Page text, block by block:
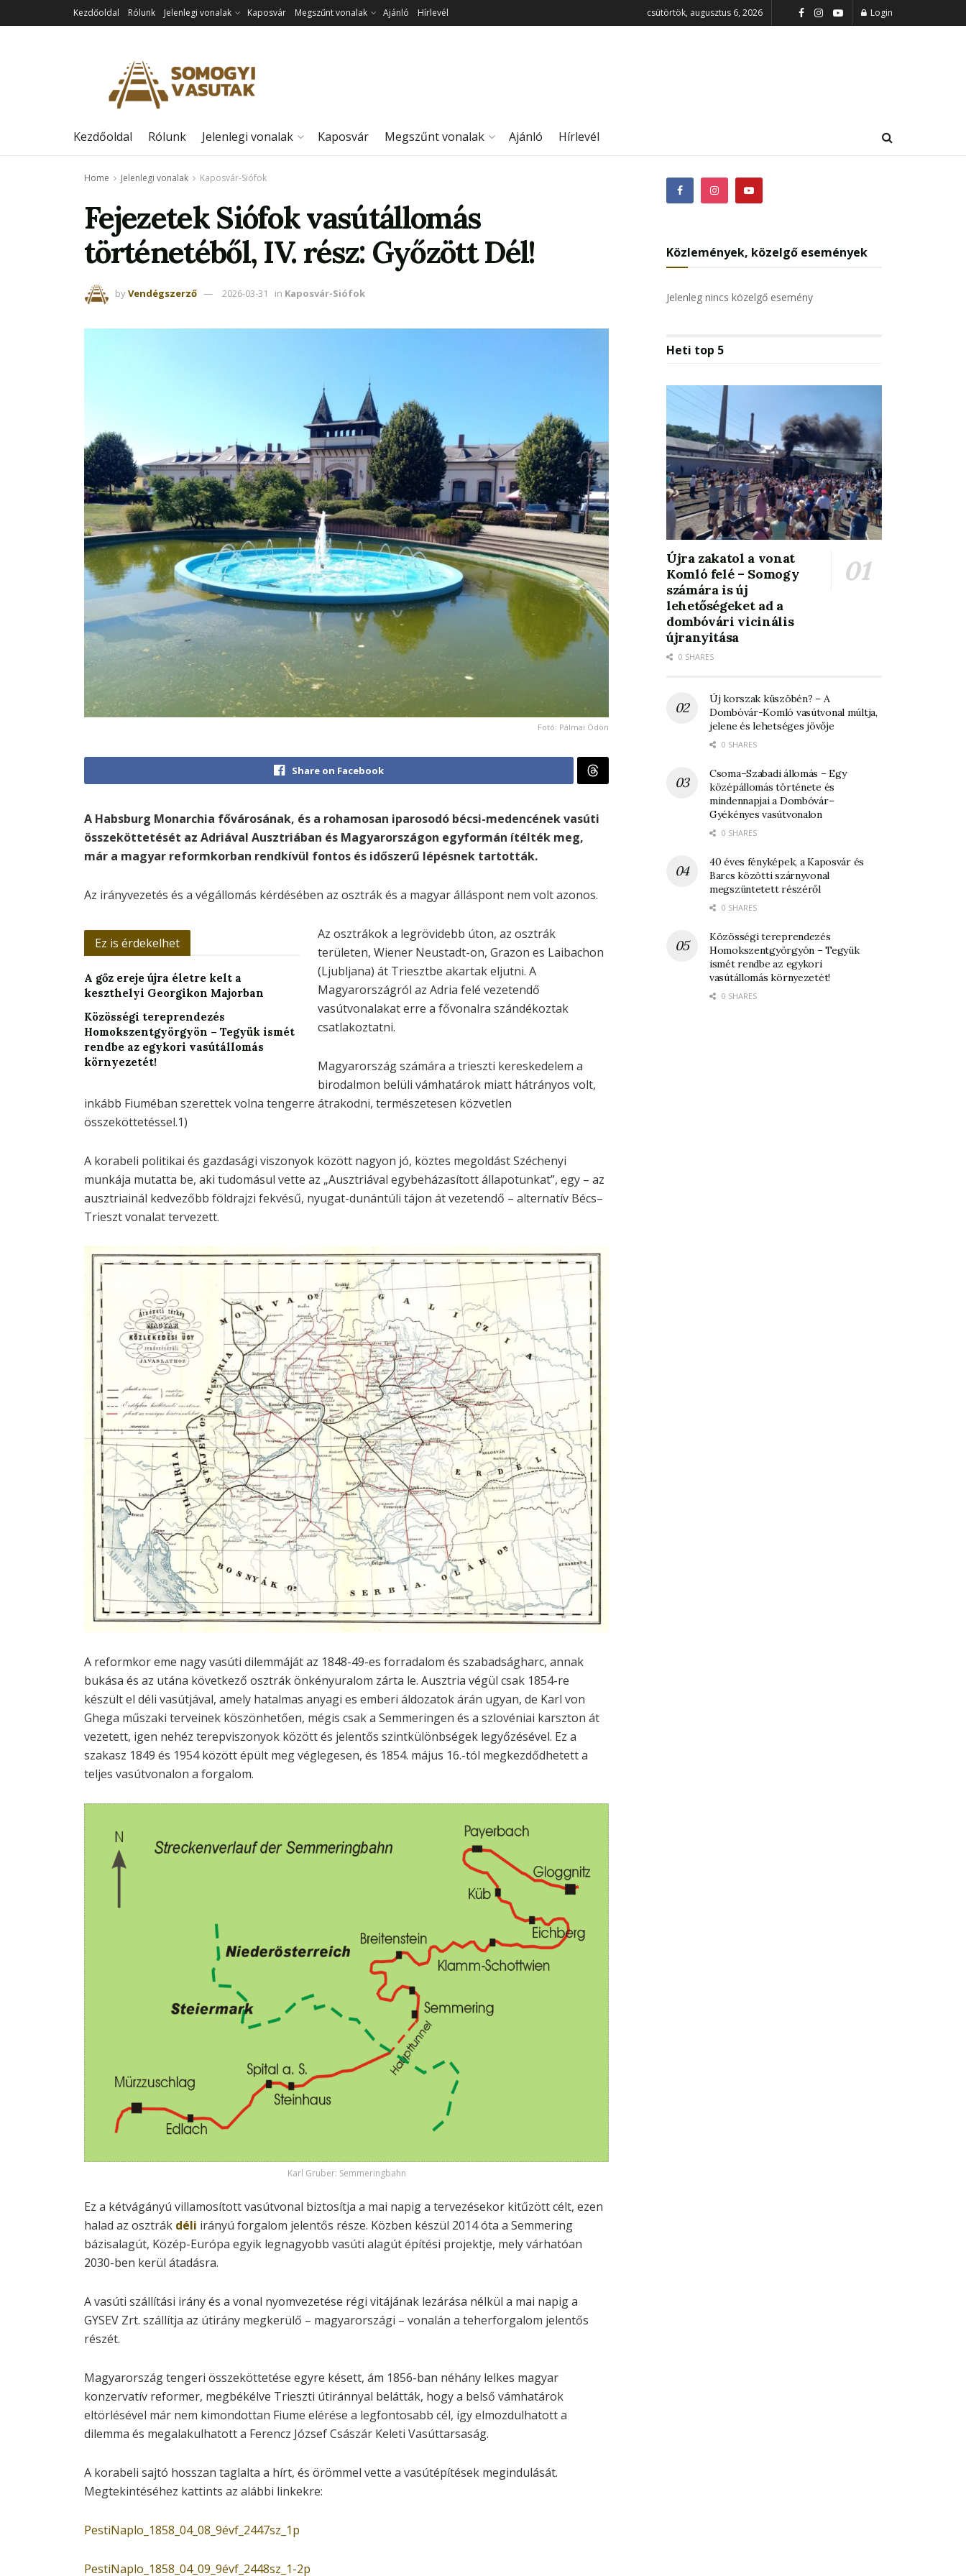
Kezdőoldal Rólunk Jelenlegi vonalak Kaposvár Megszűnt vonalak Ajánló Hírlevél csütörtök, augusztus 6, 2026 Login
Kezdőoldal Rólunk Jelenlegi vonalak Kaposvár Megszűnt vonalak Ajánló Hírlevél
Home Jelenlegi vonalak Kaposvár-Siófok
Fejezetek Siófok vasútállomás
történetéből, IV. rész: Győzött Dél!
byVendégszerző 2026-03-31 in Kaposvár-Siófok
Fotó: Pálmai Ödön
Share on Facebook
A Habsburg Monarchia fővárosának, és a rohamosan iparosodó bécsi-medencének vasúti
összeköttetését az Adriával Ausztriában és Magyarországon egyformán ítélték meg,
már a magyar reformkorban rendkívül fontos és időszerű lépésnek tartották.
Az irányvezetés és a végállomás kérdésében az osztrák és a magyar álláspont nem volt azonos.
Ez is érdekelhet
A gőz ereje újra életre kelt a
keszthelyi Georgikon Majorban
Közösségi tereprendezés
Homokszentgyörgyön – Tegyük ismét
rendbe az egykori vasútállomás
környezetét!
Az osztrákok a legrövidebb úton, az osztrák
területen, Wiener Neustadt-on, Grazon es Laibachon
(Ljubljana) át Triesztbe akartak eljutni. A
Magyarországról az Adria felé vezetendő
vasútvonalakat erre a fővonalra szándékoztak
csatlakoztatni.
Magyarország számára a trieszti kereskedelem a
birodalmon belüli vámhatárok miatt hátrányos volt,
inkább Fiuméban szerettek volna tengerre átrakodni, természetesen közvetlen
összeköttetéssel.1)
A korabeli politikai és gazdasági viszonyok között nagyon jó, köztes megoldást Széchenyi
munkája mutatta be, aki tudomásul vette az „Ausztriával egybeházasított állapotunkat”, egy – az
ausztriainál kedvezőbb földrajzi fekvésű, nyugat-dunántúli tájon át vezetendő – alternatív Bécs–
Trieszt vonalat tervezett.
A reformkor eme nagy vasúti dilemmáját az 1848-49-es forradalom és szabadságharc, annak
bukása és az utána következő osztrák önkényuralom zárta le. Ausztria végül csak 1854-re
készült el déli vasútjával, amely hatalmas anyagi es emberi áldozatok árán ugyan, de Karl von
Ghega műszaki terveinek köszönhetően, mégis csak a Semmeringen és a szlovéniai karszton át
vezetett, igen nehéz terepviszonyok között és jelentős szintkülönbségek legyőzésével. Ez a
szakasz 1849 és 1954 között épült meg véglegesen, és 1854. május 16.-tól megkezdődhetett a
teljes vasútvonalon a forgalom.
Karl Gruber: Semmeringbahn
Ez a kétvágányú villamosított vasútvonal biztosítja a mai napig a tervezésekor kitűzött célt, ezen
halad az osztrák déli irányú forgalom jelentős része. Közben készül 2014 óta a Semmering
bázisalagút, Közép-Európa egyik legnagyobb vasúti alagút építési projektje, mely várhatóan
2030-ben kerül átadásra.
A vasúti szállítási irány és a vonal nyomvezetése régi vitájának lezárása nélkül a mai napig a
GYSEV Zrt. szállítja az útirány megkerülő – magyarországi – vonalán a teherforgalom jelentős
részét.
Magyarország tengeri összeköttetése egyre késett, ám 1856-ban néhány lelkes magyar
konzervatív reformer, megbékélve Trieszti útiránnyal belátták, hogy a belső vámhatárok
eltörlésével már nem kimondottan Fiume elérése a legfontosabb cél, így elmozdulhatott a
dilemma és megalakulhatott a Ferencz József Császár Keleti Vasúttarsaság.
A korabeli sajtó hosszan taglalta a hírt, és örömmel vette a vasútépítések megindulását.
Megtekintéséhez kattints az alábbi linkekre:
PestiNaplo_1858_04_08_9évf_2447sz_1p
PestiNaplo_1858_04_09_9évf_2448sz_1-2p
Közlemények, közelgő események
Jelenleg nincs közelgő esemény
Heti top 5
Újra zakatol a vonat
Komló felé – Somogy
számára is új
lehetőségeket ad a
dombóvári vicinális
újranyitása
0 SHARES
Új korszak küszöbén? – A
Dombóvár-Komló vasútvonal múltja,
jelene és lehetséges jövője
0 SHARES
Csoma–Szabadi állomás – Egy
középállomás története és
mindennapjai a Dombóvár–
Gyékényes vasútvonalon
0 SHARES
40 éves fényképek, a Kaposvár és
Barcs közötti szárnyvonal
megszüntetett részéről
0 SHARES
Közösségi tereprendezés
Homokszentgyörgyön – Tegyük
ismét rendbe az egykori
vasútállomás környezetét!
0 SHARES